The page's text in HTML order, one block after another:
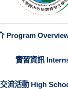
Program
實習資訊
流活動 High